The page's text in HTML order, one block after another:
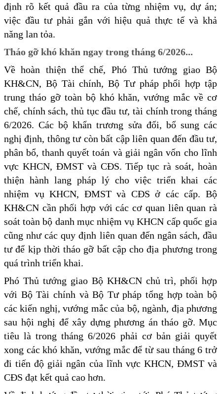
định rõ kết quả đầu ra của từng nhiệm vụ, dự án;
việc đầu tư phải gắn với hiệu quả thực tế và khả
năng lan tỏa.
Tháo gỡ khó khăn ngay trong tháng 6/2026...
Về hoàn thiện thể chế, Phó Thủ tướng giao Bộ
KH&CN, Bộ Tài chính, Bộ Tư pháp phối hợp tập
trung tháo gỡ toàn bộ khó khăn, vướng mắc về cơ
chế, chính sách, thủ tục đầu tư, tài chính trong tháng
6/2026. Các bộ khẩn trương sửa đổi, bổ sung các
nghị định, thông tư còn bất cập liên quan đến đầu tư,
phân bổ, thanh quyết toán và giải ngân vốn cho lĩnh
vực KHCN, ĐMST và CĐS. Tiếp tục rà soát, hoàn
thiện hành lang pháp lý cho việc triển khai các
nhiệm vụ KHCN, ĐMST và CĐS ở các cấp. Bộ
KH&CN cần phối hợp với các cơ quan liên quan rà
soát toàn bộ danh mục nhiệm vụ KHCN cấp quốc gia
cũng như các quy định liên quan đến ngân sách, đầu
tư để kịp thời tháo gỡ bất cập cho địa phương trong
quá trình triển khai.
Phó Thủ tướng giao Bộ KH&CN chủ trì, phối hợp
với Bộ Tài chính và Bộ Tư pháp tổng hợp toàn bộ
các kiến nghị, vướng mắc của bộ, ngành, địa phương
sau hội nghị để xây dựng phương án tháo gỡ. Mục
tiêu là trong tháng 6/2026 phải cơ bản giải quyết
xong các khó khăn, vướng mắc để từ sau tháng 6 trở
đi tiến độ giải ngân của lĩnh vực KHCN, ĐMST và
CĐS đạt kết quả cao hơn.